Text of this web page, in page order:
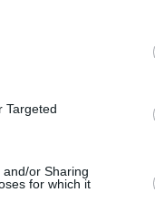
Targeted
or Sharing
for which it